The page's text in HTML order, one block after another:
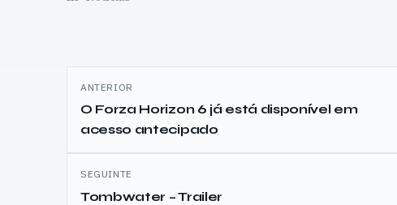
Navegação
de
artigos
ANTERIOR
O Forza Horizon 6 já está disponível em
acesso antecipado
SEGUINTE
Tombwater – Trailer